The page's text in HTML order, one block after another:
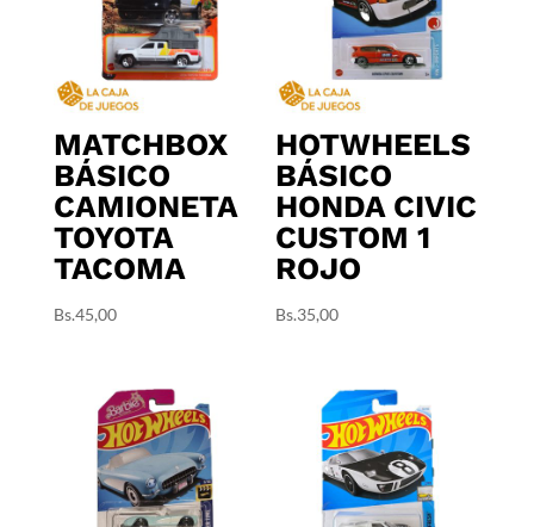
MATCHBOX
BÁSICO
CAMIONETA
TOYOTA
TACOMA
Bs.45,00
HOTWHEELS
BÁSICO
HONDA CIVIC
CUSTOM 1
ROJO
Bs.35,00